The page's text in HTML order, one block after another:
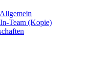
Team (Kopie)